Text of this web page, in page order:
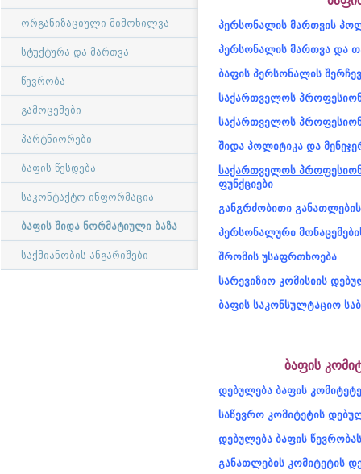
ორგანიზაციული მიმოხილვა
სტუქტურა და მართვა
წევრობა
გამოცემები
პარტნიორები
ბაფის წესდება
საკონტაქტო ინფორმაცია
ბაფის შიდა ნორმატიული ბაზა
საქმიანობის ანგარიშები
პერსონალის მართვის
პერსონალის მართვა და
ბაფის პერსონალის
საქართველოს
საქართველოს
შიდა პოლიტიკა და
საქართველოს
ფუნქციები
განგრძობითი
პერსონალური
შრომის უსაფრთხოება
სარევიზიო კომისიის
ბაფის საკონსულტაციო
ბაფის
დებულება ბაფის
საწევრო კომიტეტის
დებულება ბაფის
განათლების კომიტეტის